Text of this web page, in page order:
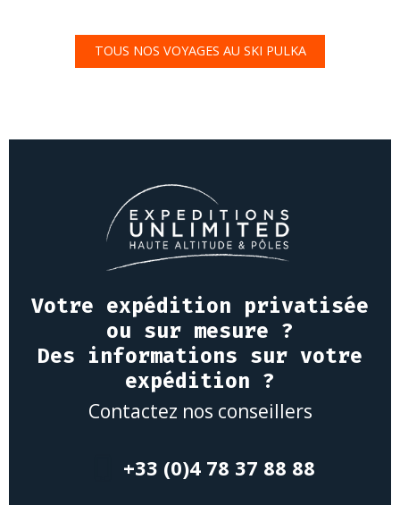
TOUS NOS VOYAGES AU SKI PULKA
Votre expédition privatisée
ou sur mesure ?
Des informations sur votre
expédition ?
Contactez nos conseillers
+33 (0)4 78 37 88 88